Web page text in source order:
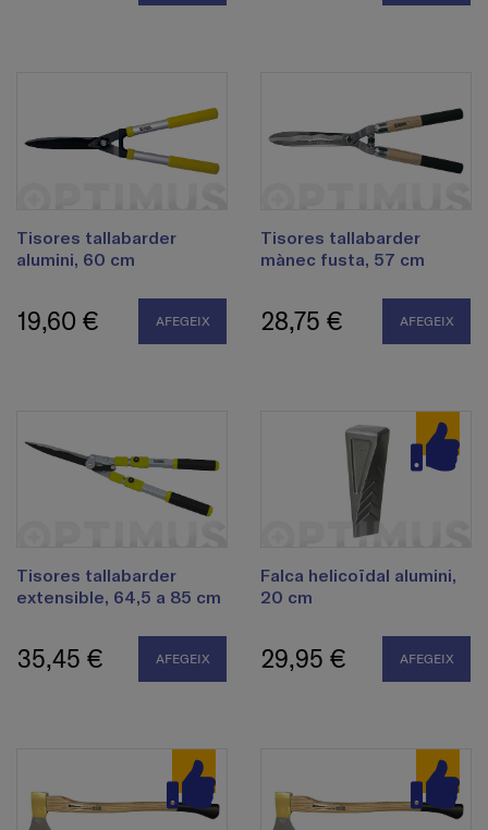
Tisores tallabarder
alumini, 60 cm
19,60 € AFEGEIX
Tisores tallabarder
mànec fusta, 57 cm
28,75 € AFEGEIX
Tisores tallabarder
extensible, 64,5 a 85 cm
35,45 € AFEGEIX
Falca helicoïdal alumini,
20 cm
29,95 € AFEGEIX